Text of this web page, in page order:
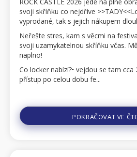
svoji skříňku co nejdříve
vyprodané, tak s jejich nákupem
Neřešte stres, kam s věcmi na
svoji uzamykatelnou skříňku včas.
naplno!
Co locker nabízí?• vejdou se tam
přístup po celou dobu fe...
POKRAČOVAT VE